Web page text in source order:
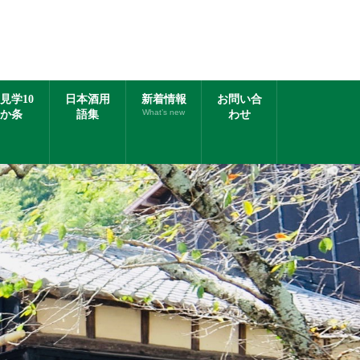
学10
か条
日本酒用
語集
新着情報
What’s new
お問い合
わせ